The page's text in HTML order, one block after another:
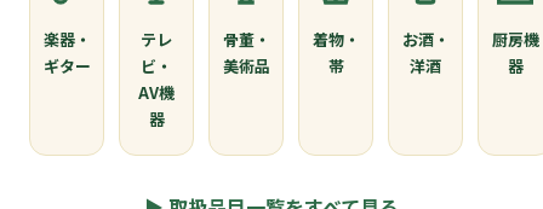
楽器・
ギター
テレ
ビ・
AV機
器
骨董・
美術品
着物・
帯
お酒・
洋酒
厨房機
器